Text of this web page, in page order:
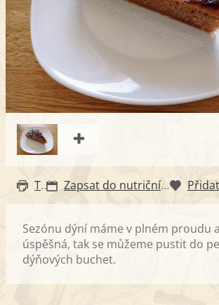
Tisk Zapsat do nutričního diáře
Sezónu dýní máme v plném proudu
úspěšná, tak se můžeme pustit do
dýňových buchet.